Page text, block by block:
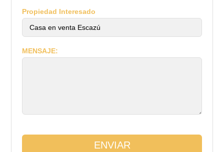
Propiedad Interesado
MENSAJE: